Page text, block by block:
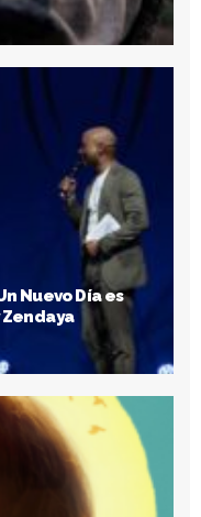
Nuevo Día es